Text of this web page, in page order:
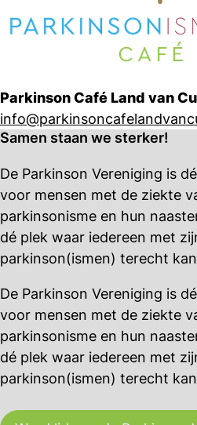
Parkinson Café Land van
Samen staan we sterker!
De Parkinson Vereniging is
voor mensen met de ziekte
parkinsonisme en hun
dé plek waar iedereen met
parkinson(ismen) terecht
De Parkinson Vereniging is
voor mensen met de ziekte
parkinsonisme en hun
dé plek waar iedereen met
parkinson(ismen) terecht